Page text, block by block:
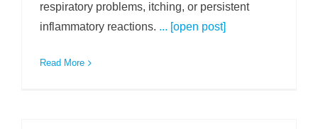
respiratory problems, itching, or persistent
inflammatory reactions. ... [open post]
Read More